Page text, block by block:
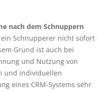
nach dem Schnuppern
Schnupperer nicht sofort
Grund ist auch bei
und Nutzung von
und individuellen
eines CRM-Systems sehr